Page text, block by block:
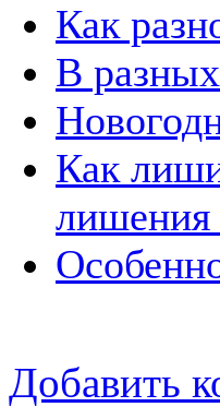
Как
В
Как
лишения
Добавить